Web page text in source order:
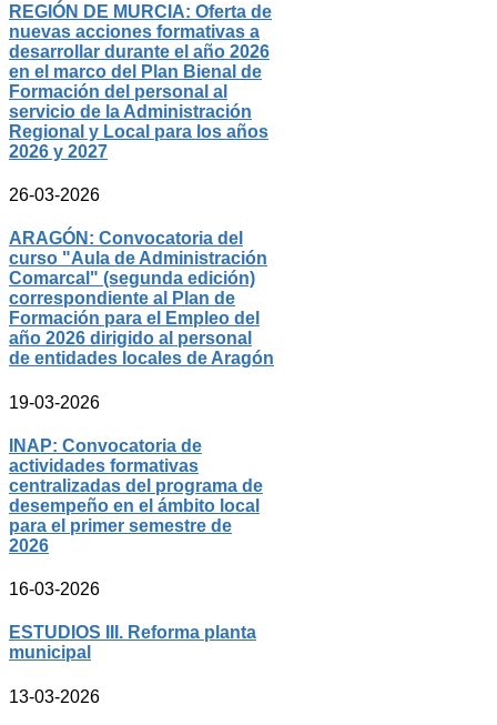
REGIÓN DE MURCIA: Oferta de
nuevas acciones formativas a
desarrollar durante el año 2026
en el marco del Plan Bienal de
Formación del personal al
servicio de la Administración
Regional y Local para los años
2026 y 2027
26-03-2026
ARAGÓN: Convocatoria del
curso "Aula de Administración
Comarcal" (segunda edición)
correspondiente al Plan de
Formación para el Empleo del
año 2026 dirigido al personal
de entidades locales de Aragón
19-03-2026
INAP: Convocatoria de
actividades formativas
centralizadas del programa de
desempeño en el ámbito local
para el primer semestre de
2026
16-03-2026
ESTUDIOS III. Reforma planta
municipal
13-03-2026